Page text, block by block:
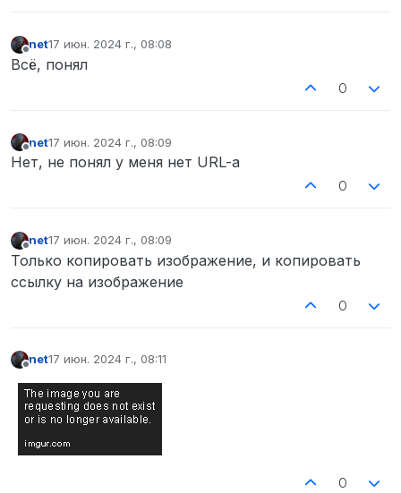
Не в сети
net17 июн. 2024 г., 08:08
отредактировано
Всё, понял
0
net17 июн. 2024 г., 08:09
отредактировано
Нет, не понял у меня нет URL-a
0
net17 июн. 2024 г., 08:09
отредактировано
Только копировать изображение, и копировать
ссылку на изображение
0
net17 июн. 2024 г., 08:11
отредактировано
0